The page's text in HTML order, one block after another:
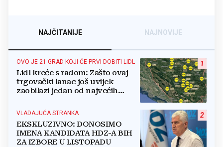
NAJČITANIJE NAJNOVIJE
1
OVO JE 21 GRAD KOJI ĆE PRVI DOBITI LIDL
Lidl kreće s radom: Zašto ovaj
trgovački lanac još uvijek
zaobilazi jedan od najvećih
2
VLADAJUĆA STRANKA
EKSKLUZIVNO: DONOSIMO
IMENA KANDIDATA HDZ-A BIH
ZA IZBORE U LISTOPADU